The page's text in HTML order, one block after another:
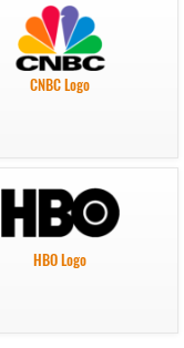
CNBC Logo
HBO Logo